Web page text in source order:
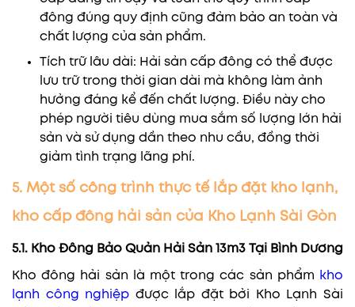
đông đúng quy định cũng đảm bảo an toàn và
chất lượng của sản phẩm.
Tích trữ lâu dài: Hải sản cấp đông có thể được
lưu trữ trong thời gian dài mà không làm ảnh
hưởng đáng kể đến chất lượng. Điều này cho
phép người tiêu dùng mua sắm số lượng lớn hải
sản và sử dụng dần theo nhu cầu, đồng thời
giảm tình trạng lãng phí.
5. Một số công trình thực tế lắp đặt kho lạnh,
kho cấp đông hải sản của Kho Lạnh Sài Gòn
5.1. Kho Đông Bảo Quản Hải Sản 13m3 Tại Bình Dương
Kho đông hải sản là một trong các sản phẩm kho
lạnh công nghiệp được lắp đặt bởi Kho Lạnh Sài